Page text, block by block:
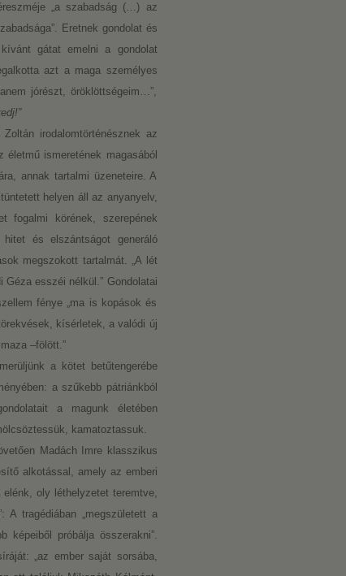
„a szabadság (…) az
Eretnek gondolat és
gátat emelni a gondolat
azt a maga személyes
jórészt, öröklöttségeim…”,
irodalomtörténésznek az
ismeretének magasából
annak tartalmi üzeneteire. A
helyen áll az anyanyelv,
fogalmi körének, szerepének
és elszántságot generáló
megszokott tartalmát. „A lét
Géza esszéi nélkül.” Gondolatai
fénye „ma is kopások és
kísérletek, a valódi új
–fölött.”
a kötet betűtengerébe
a szűkebb pátriánkból
a magunk életében
kamatoztassuk.
Madách Imre klasszikus
alkotással, amely az emberi
elénk, oly léthelyzetet teremtve,
A tragédiában „megszületett a
próbálja összerakni”.
„az ember saját sorsába,